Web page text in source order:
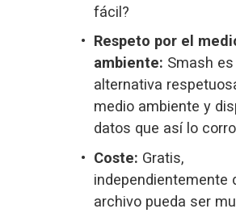
fácil?
Respeto por el
ambiente: Smash
alternativa
medio ambiente y
datos que así lo
Coste: Gratis,
independientemente
archivo pueda ser